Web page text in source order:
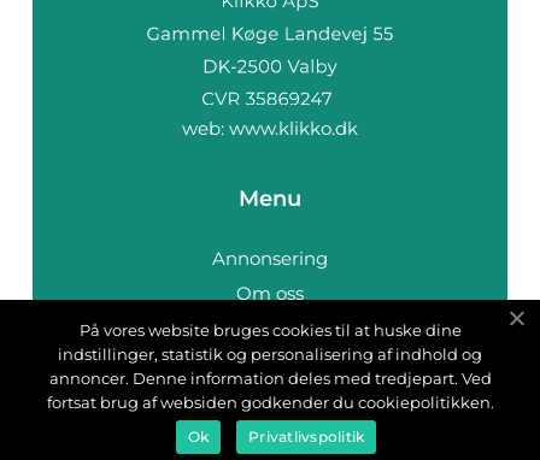
web: www.klikko.dk
Menu
Annonsering
Om oss
Cookies
Kontakta oss
Sitemap
På vores website bruges cookies til at huske dine
indstillinger, statistik og personalisering af indhold og
annoncer. Denne information deles med tredjepart. Ved
fortsat brug af websiden godkender du cookiepolitikken.
Ok Privatlivspolitik